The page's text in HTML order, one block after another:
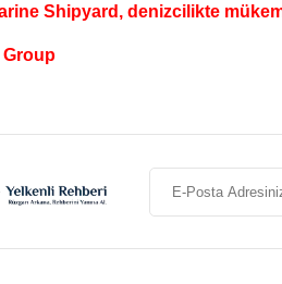
Shipyard, denizcilikte
Group